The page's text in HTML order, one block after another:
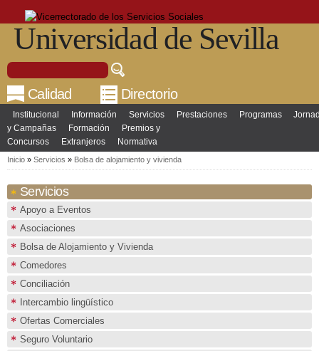
Universidad de Sevilla
Formulario de búsqueda
Buscar
Calidad Directorio
Menú principal
Institucional Información Servicios Prestaciones Programas
y Campañas
Formación
Premios y
Concursos
Extranjeros Normativa
Se encuentra usted aquí
Inicio » Servicios » Bolsa de alojamiento y vivienda
Servicios
Apoyo a Eventos
Asociaciones
Bolsa de Alojamiento y Vivienda
Comedores
Conciliación
Intercambio lingüístico
Ofertas Comerciales
Seguro Voluntario